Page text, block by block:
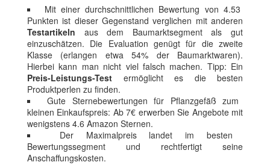
Mit einer durchschnittlichen Bewertung von 4.53
Punkten ist dieser Gegenstand verglichen mit anderen
Testartikeln aus dem Baumarktsegment als gut
einzuschätzen. Die Evaluation genügt für die zweite
Klasse (erlangen etwa 54% der Baumarktwaren).
Hierbei kann man nicht viel falsch machen. Tipp: Ein
Preis-Leistungs-Test ermöglicht es die besten
Produktperlen zu finden.
Gute Sternebewertungen für Pflanzgefäß zum
kleinen Einkaufspreis: Ab 7€ erwerben Sie Angebote mit
wenigstens 4.6 Amazon Sternen.
Der Maximalpreis landet im besten
Bewertungssegment und rechtfertigt seine
Anschaffungskosten.